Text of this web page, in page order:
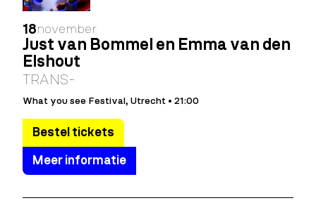
18november
Just van Bommel en Emma van den
Elshout
TRANS-
What you see Festival, Utrecht • 21:00
Bestel tickets
Meer informatie